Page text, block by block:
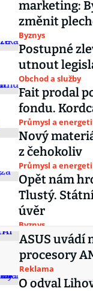
marketing:
změnit
Byznys
Postupné
utnout
Obchod a služby
Fait prodal
fondu.
Průmysl a
Nový
z čehokoliv
Průmysl a
Opět nám
Tlustý.
úvěr
Byznys
ASUS uvádí
procesory
Reklama
O odval